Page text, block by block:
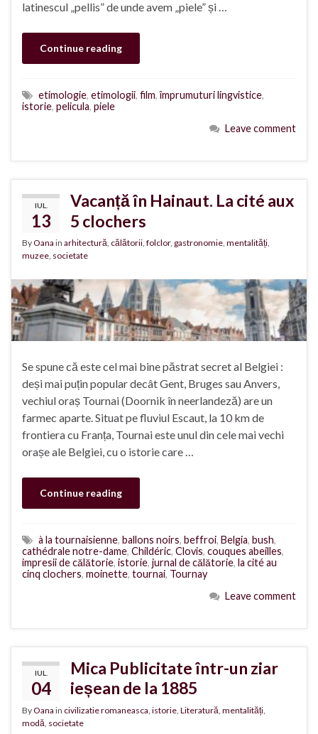
latinescul „pellis” de unde avem „piele” și …
Continue reading
etimologie, etimologii, film,împrumuturi lingvistice,
istorie, pelicula, piele
Leave comment
IUL.
13
Vacanță în Hainaut. La cité aux
5 clochers
ByOana in arhitectură călătorii folclor, gastronomie mentalități
muzee societate
Se spune că este cel mai bine păstrat secret al Belgiei :
deși mai puțin popular decât Gent, Bruges sau Anvers,
vechiul oraș Tournai (Doornik în neerlandeză) are un
farmec aparte. Situat pe fluviul Escaut, la 10 km de
frontiera cu Franța, Tournai este unul din cele mai vechi
orașe ale Belgiei, cu o istorie care …
Continue reading
à la tournaisienne, ballons noirs, beffroi, Belgia, bush,
cathédrale notre-dame, Childéric, Clovis, couques abeilles,
impresii de călătorie, istorie, jurnal de călătorie, la cité au
cinq clochers, moinette, tournai, Tournay
Leave comment
IUL.
04
Mica Publicitate într-un ziar
ieșean de la 1885
ByOana in civilizatie romaneasca istorie Literatură mentalități
modă societate